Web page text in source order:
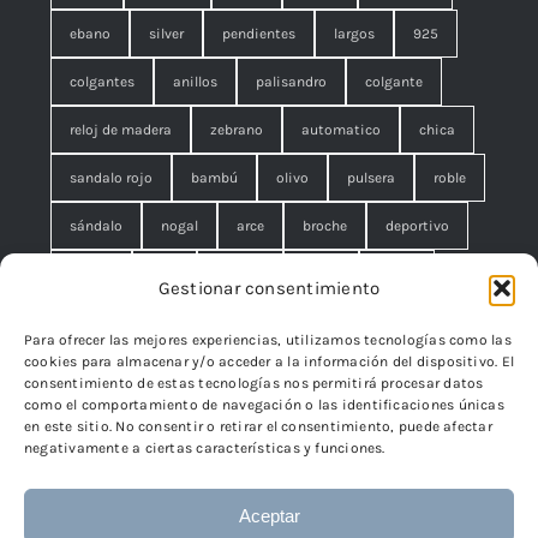
Gestionar consentimiento
Para ofrecer las mejores experiencias, utilizamos tecnologías como las
cookies para almacenar y/o acceder a la información del dispositivo. El
consentimiento de estas tecnologías nos permitirá procesar datos
como el comportamiento de navegación o las identificaciones únicas
en este sitio. No consentir o retirar el consentimiento, puede afectar
negativamente a ciertas características y funciones.
Aceptar
ebano silver pendientes largos 925
colgantes anillos palisandro colgante
reloj de madera zebrano automatico chica
sandalo rojo bambú olivo pulsera roble
sándalo nogal arce broche deportivo
brazalete cuadrado rombo filigrana. broche
cisne edelweiss